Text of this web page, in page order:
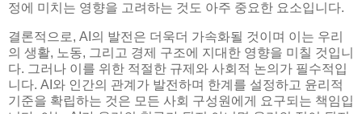
정에 미치는 영향을 고려하는 것도 아주 중요한 요소입니다.
결론적으로, AI의 발전은 더욱더 가속화될 것이며 이는 우리
의 생활, 노동, 그리고 경제 구조에 지대한 영향을 미칠 것입니
다. 그러나 이를 위한 적절한 규제와 사회적 논의가 필수적입
니다. AI와 인간의 관계가 발전하며 한계를 설정하고 윤리적
기준을 확립하는 것은 모든 사회 구성원에게 요구되는 책임입